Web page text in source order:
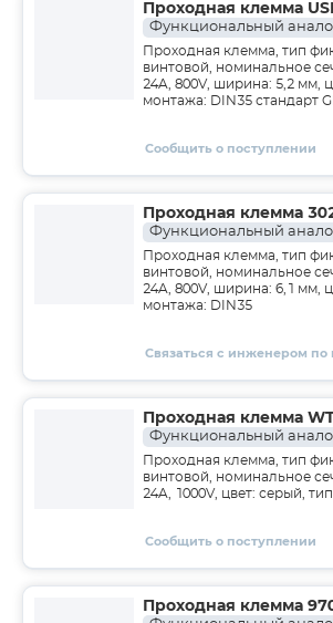
Проходная клемма
Функциональный
Проходная клемма, тип
винтовой, номинальное
24A, 800V, ширина: 5,2 мм,
монтажа: DIN35 стандарт
Сообщить о поступлении
Проходная клемма
Функциональный
Проходная клемма, тип
винтовой, номинальное
24A, 800V, ширина: 6,1 мм,
монтажа: DIN35
Связаться с инженером
Проходная клемма
Функциональный
Проходная клемма, тип
винтовой, номинальное
24A, 1000V, цвет: серый,
Сообщить о поступлении
Проходная клемма